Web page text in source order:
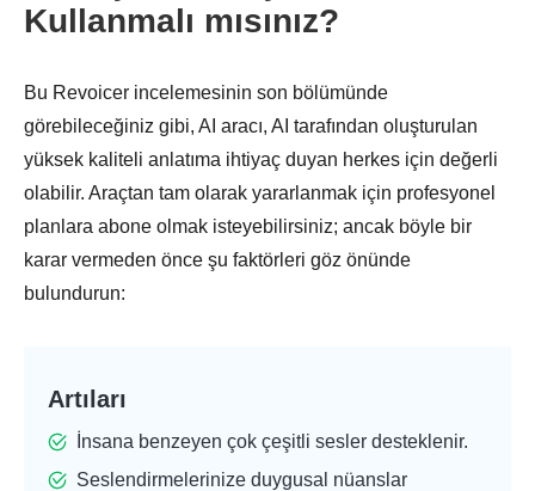
Adım 2.
Aşama 3.
Kullanmalı mısınız?
Bu Revoicer incelemesinin son bölümünde
görebileceğiniz gibi, AI aracı, AI tarafından oluşturulan
yüksek kaliteli anlatıma ihtiyaç duyan herkes için değerli
olabilir. Araçtan tam olarak yararlanmak için profesyonel
planlara abone olmak isteyebilirsiniz; ancak böyle bir
karar vermeden önce şu faktörleri göz önünde
bulundurun:
Artıları
İnsana benzeyen çok çeşitli sesler desteklenir.
Seslendirmelerinize duygusal nüanslar